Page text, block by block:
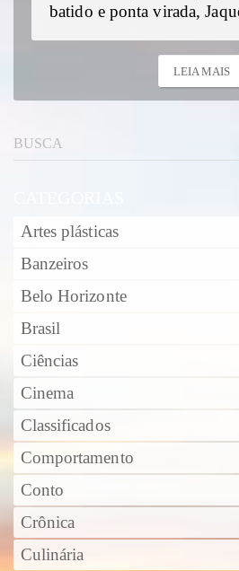
batido e ponta virada,
LEIA MAIS
Artes plásticas
Banzeiros
Belo Horizonte
Brasil
Ciências
Cinema
Classificados
Comportamento
Conto
Crônica
Culinária